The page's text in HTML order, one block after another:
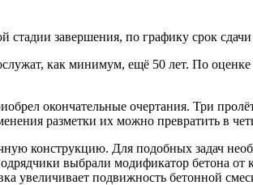
завершения, по графику срок сдачи
как минимум, ещё 50 лет. По
окончательные очертания. Три
разметки их можно превратить в
конструкцию. Для подобных задач
выбрали модификатор бетона
увеличивает подвижность бетонной